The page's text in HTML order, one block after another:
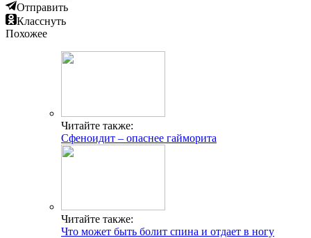
Отправить
Класснуть
Похожее
Читайте также:
Сфеноидит – опаснее гайморита
Читайте также:
Что может быть болит спина и отдает в ногу